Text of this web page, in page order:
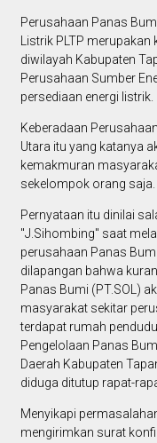
Perusahaan Panas
Listrik PLTP
diwilayah Kabupaten
Perusahaan Sumber
persediaan energi listrik.
Keberadaan
Utara itu yang katanya
kemakmuran
sekelompok orang saja.
Pernyataan itu dinilai
"J.Sihombing" saat
perusahaan Panas
dilapangan bahwa
Panas Bumi (PT.SOL)
masyarakat sekitar
terdapat rumah
Pengelolaan Panas
Daerah Kabupaten
diduga ditutup rapat-
Menyikapi
mengirimkan surat